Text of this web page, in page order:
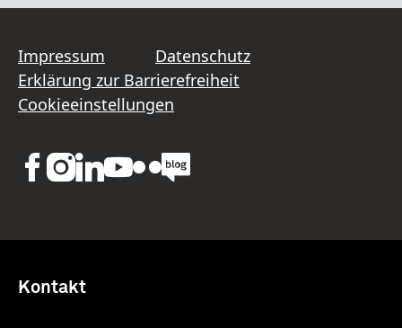
Impressum
Datenschutz
Erklärung zur Barrierefreiheit
Cookieeinstellungen
Kontakt